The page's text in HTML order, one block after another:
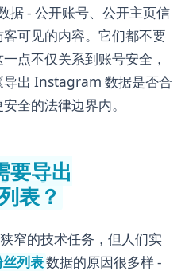
- 公开账号、公开主页信
可见的内容。它们都不要
点不仅关系到账号安全，
出 Instagram 数据是否合
全的法律边界内。
要导出
表？
窄的技术任务，但人们实
列表数据的原因很多样 -